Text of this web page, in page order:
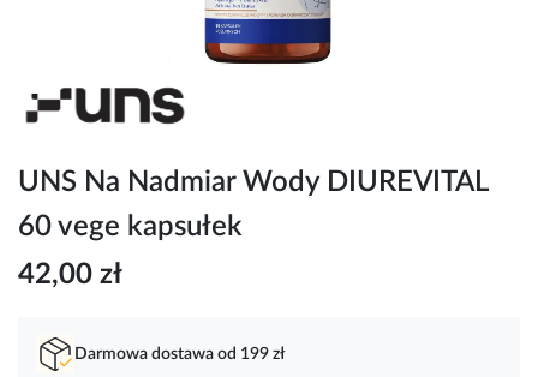
na
początek
UNS Na Nadmiar Wody DIUREVITAL
60 vege kapsułek
42,00 zł
Darmowa dostawa od 199 zł